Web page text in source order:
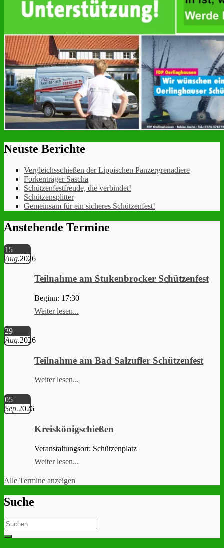
Neuste Berichte
Vergleichsschießen der Lippischen Panzergrenadiere
Forkenträger Sascha
Schützenfestfreude, die verbindet!
Schützensplitter
Gemeinsam für ein sicheres Schützenfest!
Anstehende Termine
15
Aug.2026
Teilnahme am Stukenbrocker Schützenfest
Beginn: 17:30
Weiter lesen...
29
Aug.2026
Teilnahme am Bad Salzufler Schützenfest
Weiter lesen...
05
Sep.2026
Kreiskönigschießen
Veranstaltungsort: Schützenplatz
Weiter lesen...
Alle Termine anzeigen
Suche
Search
for: